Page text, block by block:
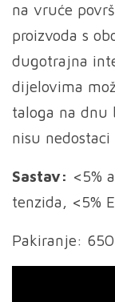
na vruće
proizvoda s
dugotrajna
dijelovima
taloga na dnu
nisu nedostaci
Sastav: <5%
tenzida, <5%
Pakiranje: